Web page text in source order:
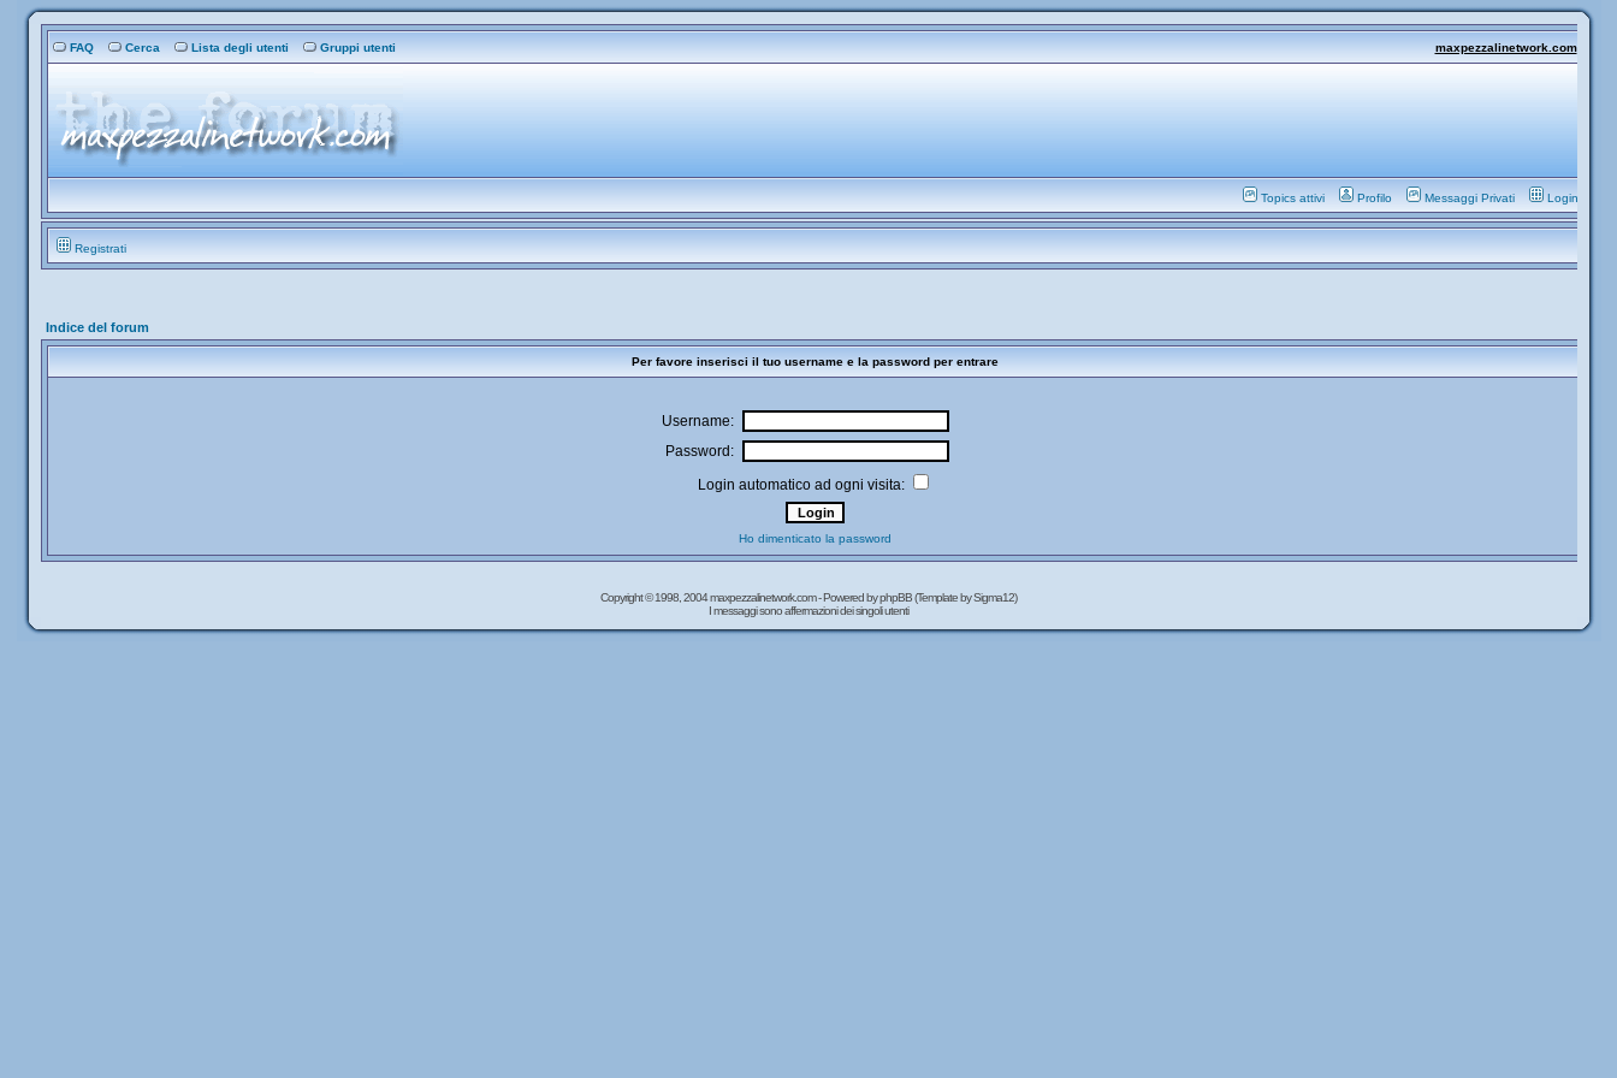
FAQ Cerca Lista degli utenti Gruppi utenti maxpezzalinetwork.com
Topics attivi Profilo Messaggi Privati Login
Registrati
Indice del forum
Per favore inserisci il tuo username e la password per entrare
Username:
Password:
Login automatico ad ogni visita:
Ho dimenticato la password
Copyright © 1998, 2004 maxpezzalinetwork.com - Powered byphpBB(Template by Sigma12)
I messaggi sono affermazioni dei singoli utenti